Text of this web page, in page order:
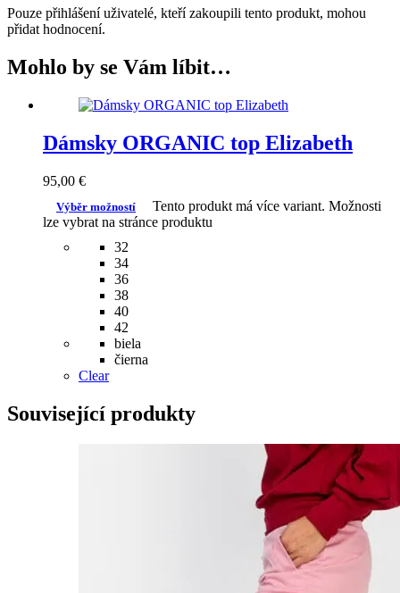
Pouze přihlášení uživatelé, kteří zakoupili tento produkt, mohou
přidat hodnocení.
Mohlo by se Vám líbit…
Dámsky ORGANIC top Elizabeth
95,00 €
Výběr možností
Tento produkt má více variant. Možnosti
lze vybrat na stránce produktu
32
34
36
38
40
42
biela
čierna
Clear
Související produkty